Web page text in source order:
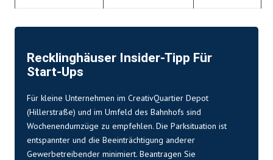
Recklinghäuser Insider-Tipp Für
Start-Ups
Für kleine Unternehmen im CreativQuartier Depot
(Hillerstraße) und im Umfeld des Bahnhofs sind
Wochenendumzüge zu empfehlen. Die Parksituation ist
entspannter und die Beeinträchtigung anderer
Gewerbetreibender minimiert. Beantragen Sie